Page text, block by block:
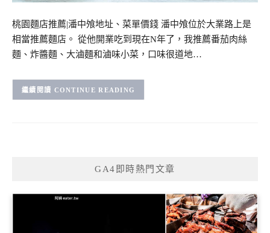
桃園麵店推薦|潘中飧地址、菜單價錢 潘中飧位於大業路上是
相當推薦麵店。 從他開業吃到現在N年了，我推薦番茄肉絲
麵、炸醬麵、大滷麵和滷味小菜，口味很道地…
CONTINUE READING
GA4即時熱門文章